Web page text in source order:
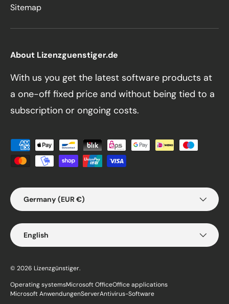
Sitemap
About Lizenzguenstiger.de
With us you get the latest software products at
a one-off fixed price and without being tied to a
subscription or ongoing costs.
Payment methods accepted
Country/Region
Germany (EUR €)
Language
English
© 2026 Lizenzgünstiger.
Operating systemsMicrosoft OfficeOffice applications
Microsoft AnwendungenServerAntivirus-Software